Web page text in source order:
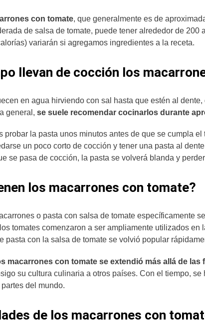
con tomate, que generalmente es de
de salsa de tomate, puede tener alrededor de
variarán si agregamos ingredientes a la receta.
llevan de cocción los
en agua hirviendo con sal hasta que estén al
general, se suele recomendar cocinarlos durante
probar la pasta unos minutos antes de que se cumpla
un poco corto de cocción y tener una pasta al
se pasa de cocción, la pasta se volverá blanda y
los macarrones con tomate?
o pasta con salsa de tomate específicamente
tomates comenzaron a ser ampliamente utilizados
pasta con la salsa de tomate se volvió popular
macarrones con tomate se extendió más allá de las
su cultura culinaria a otros países. Con el tiempo,
del mundo.
de los macarrones con